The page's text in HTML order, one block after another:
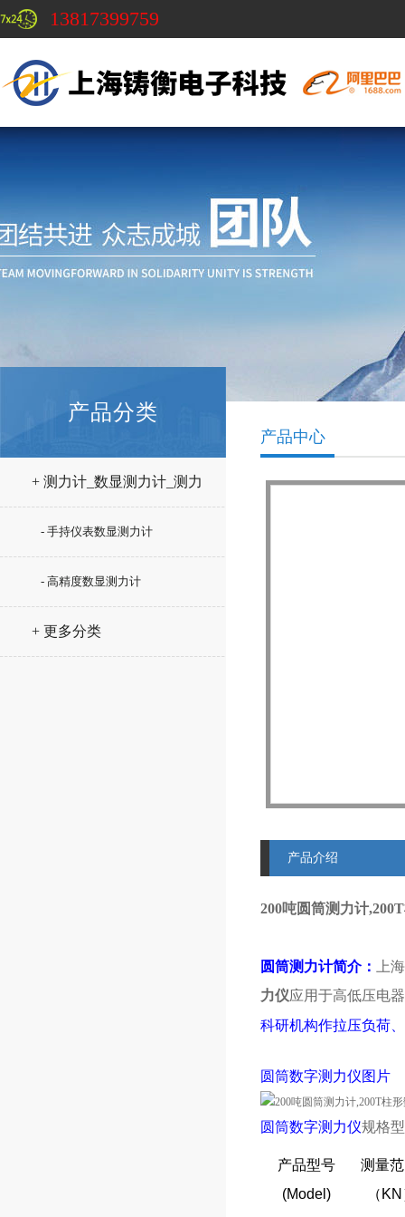
13817399759
产品分类
+ 测力计_数显测力计_测力
- 手持仪表数显测力计
- 高精度数显测力计
+ 更多分类
产品中心
产品介绍
200吨圆筒测力计
圆筒测力计简介：
上
力仪应用于高低压电
科研机构作拉压负荷
圆筒数字测力仪图片
圆筒数字测力仪规格
产品型号
(Model)
测量
（ KN